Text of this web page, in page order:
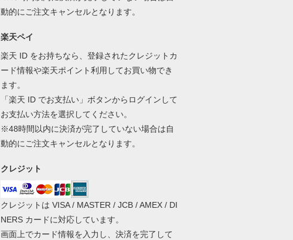
動的にご注文キャンセルとなります。
楽天ペイ
楽天 ID をお持ちなら、登録されたクレジットカ
ード情報や楽天ポイント利用してお買い物でき
ます。
「楽天 ID でお支払い」ボタンからログインして
お支払い方法を選択してください。
※48時間以内に決済が完了していない場合は自
動的にご注文キャンセルとなります。
クレジット
クレジットは VISA / MASTER / JCB / AMEX / DI
NERS カードに対応しています。
画面上でカード情報を入力し、決済を完了して